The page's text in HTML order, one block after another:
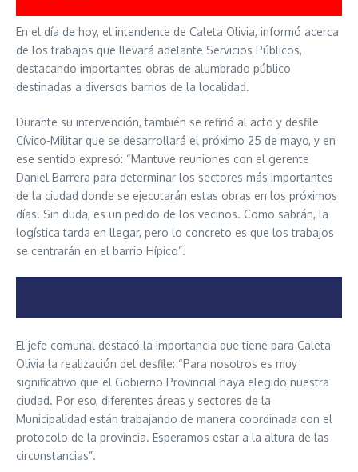
En el día de hoy, el intendente de Caleta Olivia, informó acerca
de los trabajos que llevará adelante Servicios Públicos,
destacando importantes obras de alumbrado público
destinadas a diversos barrios de la localidad.
Durante su intervención, también se refirió al acto y desfile
Cívico-Militar que se desarrollará el próximo 25 de mayo, y en
ese sentido expresó: “Mantuve reuniones con el gerente
Daniel Barrera para determinar los sectores más importantes
de la ciudad donde se ejecutarán estas obras en los próximos
días. Sin duda, es un pedido de los vecinos. Como sabrán, la
logística tarda en llegar, pero lo concreto es que los trabajos
se centrarán en el barrio Hípico”.
El jefe comunal destacó la importancia que tiene para Caleta
Olivia la realización del desfile: “Para nosotros es muy
significativo que el Gobierno Provincial haya elegido nuestra
ciudad. Por eso, diferentes áreas y sectores de la
Municipalidad están trabajando de manera coordinada con el
protocolo de la provincia. Esperamos estar a la altura de las
circunstancias”.